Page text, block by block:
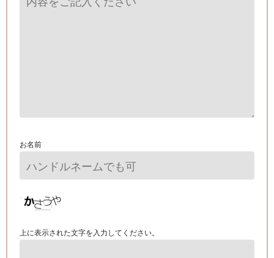
お名前
上に表示された文字を入力してください。